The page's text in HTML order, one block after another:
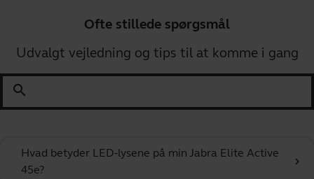
Ofte stillede spørgsmål
Udvalgt vejledning og tips til at komme i gang
search
Hvad betyder LED-lysene på min Jabra Elite Active
45e?
chevron_right